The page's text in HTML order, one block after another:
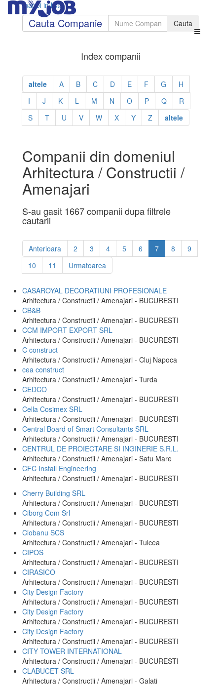
Inapoi in lista
Cauta Companie
Index companii
altele A B C D E F G
H
I
J K L M N O P Q
R
S
T U V W X Y Z altele
Companii din domeniul
Arhitectura / Constructii /
Amenajari
S-au gasit 1667 companii dupa filtrele
cautarii
Anterioara 2 3 4 5 6 7 8
9
10
11 Urmatoarea
CASAROYAL DECORATIUNI PROFESIONALE
Arhitectura / Constructii / Amenajari - BUCURESTI
CB&B
Arhitectura / Constructii / Amenajari - BUCURESTI
CCM IMPORT EXPORT SRL
Arhitectura / Constructii / Amenajari - BUCURESTI
C construct
Arhitectura / Constructii / Amenajari - Cluj Napoca
cea construct
Arhitectura / Constructii / Amenajari - Turda
CEDCO
Arhitectura / Constructii / Amenajari - BUCURESTI
Cella Cosimex SRL
Arhitectura / Constructii / Amenajari - BUCURESTI
Central Board of Smart Consultants SRL
Arhitectura / Constructii / Amenajari - BUCURESTI
CENTRUL DE PROIECTARE SI INGINERIE S.R.L.
Arhitectura / Constructii / Amenajari - Satu Mare
CFC Install Engineering
Arhitectura / Constructii / Amenajari - BUCURESTI
Cherry Building SRL
Arhitectura / Constructii / Amenajari - BUCURESTI
Ciborg Com Srl
Arhitectura / Constructii / Amenajari - BUCURESTI
Ciobanu SCS
Arhitectura / Constructii / Amenajari - Tulcea
CIPOS
Arhitectura / Constructii / Amenajari - BUCURESTI
CIRASICO
Arhitectura / Constructii / Amenajari - BUCURESTI
City Design Factory
Arhitectura / Constructii / Amenajari - BUCURESTI
City Design Factory
Arhitectura / Constructii / Amenajari - BUCURESTI
City Design Factory
Arhitectura / Constructii / Amenajari - BUCURESTI
CITY TOWER INTERNATIONAL
Arhitectura / Constructii / Amenajari - BUCURESTI
CLABUCET SRL
Arhitectura / Constructii / Amenajari - Galati